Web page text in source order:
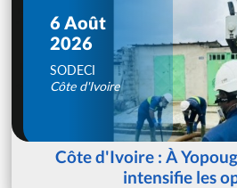
6 Août
2026
SODECI
Côte d'Ivoire
Côte d'Ivoire : À
intensifie les